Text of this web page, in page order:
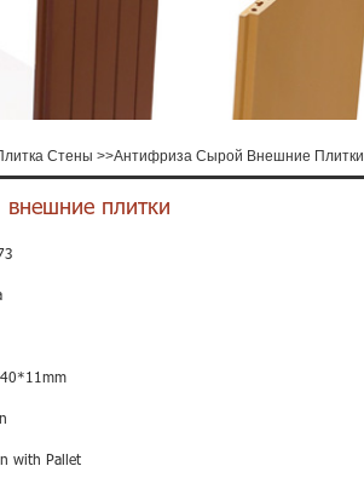
Стены >>Антифриза Сырой Внешние Плитки
плитки
with Pallet